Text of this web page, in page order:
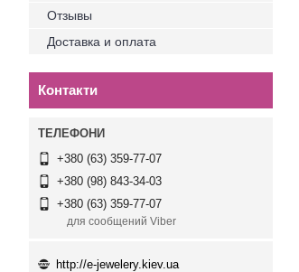
Отзывы
Доставка и оплата
Контакти
+380 (63) 359-77-07
+380 (98) 843-34-03
+380 (63) 359-77-07
для сообщений Viber
http://e-jewelery.kiev.ua